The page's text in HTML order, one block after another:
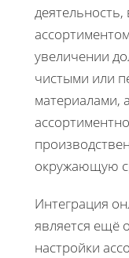
увеличении
чистыми или
материалами,
окружающую
Интеграция
является ещё
настройки